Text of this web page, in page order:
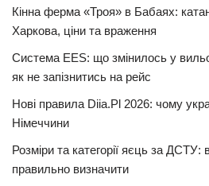
Кінна ферма «Троя» в Бабаях:
Харкова, ціни та враження
Система EES: що змінилось у
як не запізнитись на рейс
Нові правила Diia.Pl 2026: чому
Німеччини
Розміри та категорії яєць за ДСТУ:
правильно визначити